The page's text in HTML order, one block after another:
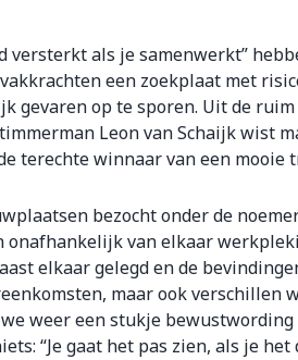
versterkt als je samenwerkt”
een zoekplaat met
gevaren op te sporen. Uit de
Leon van Schaijk wist
terechte winnaar van een mooie
bezocht onder de
onafhankelijk van elkaar
elkaar gelegd en de
maar ook verschillen
weer een stukje bewustwording
“Je gaat het pas zien, als je het